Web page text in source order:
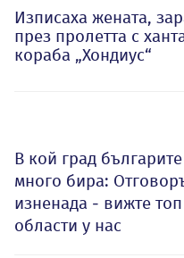
Изписаха жената,
през пролетта с
кораба „Хондиус“
В кой град
много бира:
изненада - вижте
области у нас